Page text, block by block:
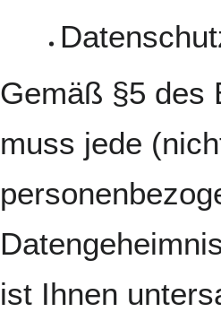
Gemäß §5 des
muss jede
ist Ihnen